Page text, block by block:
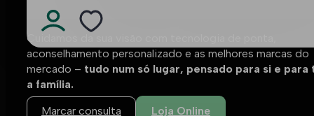
Cuidamos da sua visão com tecnologia de ponta,
aconselhamento personalizado e as melhores marcas do
mercado – tudo num só lugar, pensado para si e para
a família.
Marcar consulta
Loja Online